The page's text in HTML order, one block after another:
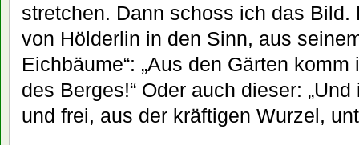
stretchen. Dann schoss ich das Bild.
von Hölderlin in den Sinn, aus
Eichbäume“: „Aus den Gärten
des Berges!“ Oder auch dieser:
und frei, aus der kräftigen Wurzel,